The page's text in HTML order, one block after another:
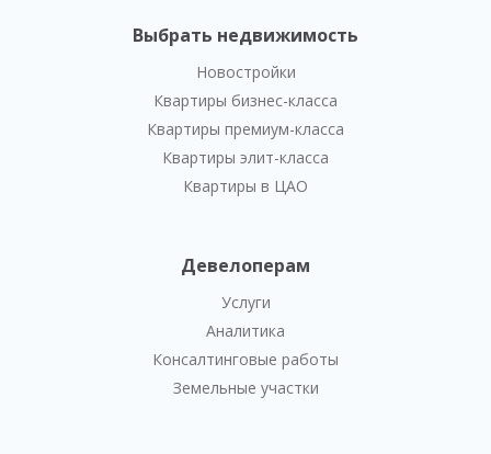
Выбрать недвижимость
Новостройки
Квартиры бизнес-класса
Квартиры премиум-класса
Квартиры элит-класса
Квартиры в ЦАО
Девелоперам
Услуги
Аналитика
Консалтинговые работы
Земельные участки